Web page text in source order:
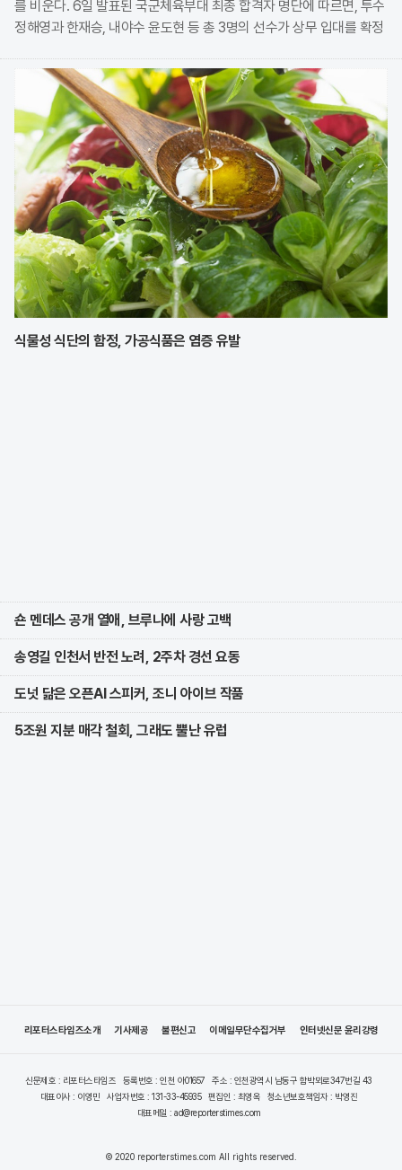
를 비운다. 6일 발표된 국군체육부대 최종 합격자 명단에 따르면, 투수
정해영과 한재승, 내야수 윤도현 등 총 3명의 선수가 상무 입대를 확정
을 보였으나, 최종적으로 구단과
식물성 식단의 함정, 가공식품은 염증 유발
숀 멘데스 공개 열애, 브루나에 사랑 고백
송영길 인천서 반전 노려, 2주차 경선 요동
도넛 닮은 오픈AI 스피커, 조니 아이브 작품
5조원 지분 매각 철회, 그래도 뿔난 유럽
리포터스타임즈소개 기사제공 불편신고 이메일무단수집거부 인터넷신문 윤리강령
신문제호 : 리포터스타임즈 등록번호 : 인천 아01657
주소 : 인천광역시 남동구 함박뫼로347번길 43
대표이사 : 이영민
사업자번호 : 131-33-45935 편집인 : 최영옥
청소년보호책임자 : 박영진
대표메일 : ad@reporterstimes.com
© 2020 reporterstimes.com All rights reserved.